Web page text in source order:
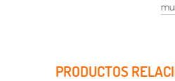
PRODUCTOS